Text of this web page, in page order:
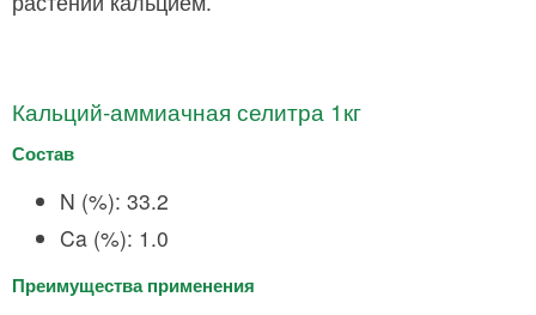
Кальций-аммиачная селитра 1кг
Состав
N (%): 33.2
Ca (%): 1.0
Преимущества применения